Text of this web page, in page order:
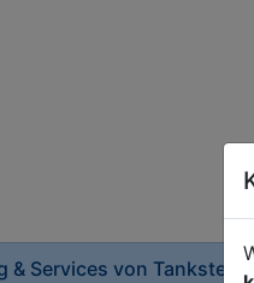
& Services von Tankstelle